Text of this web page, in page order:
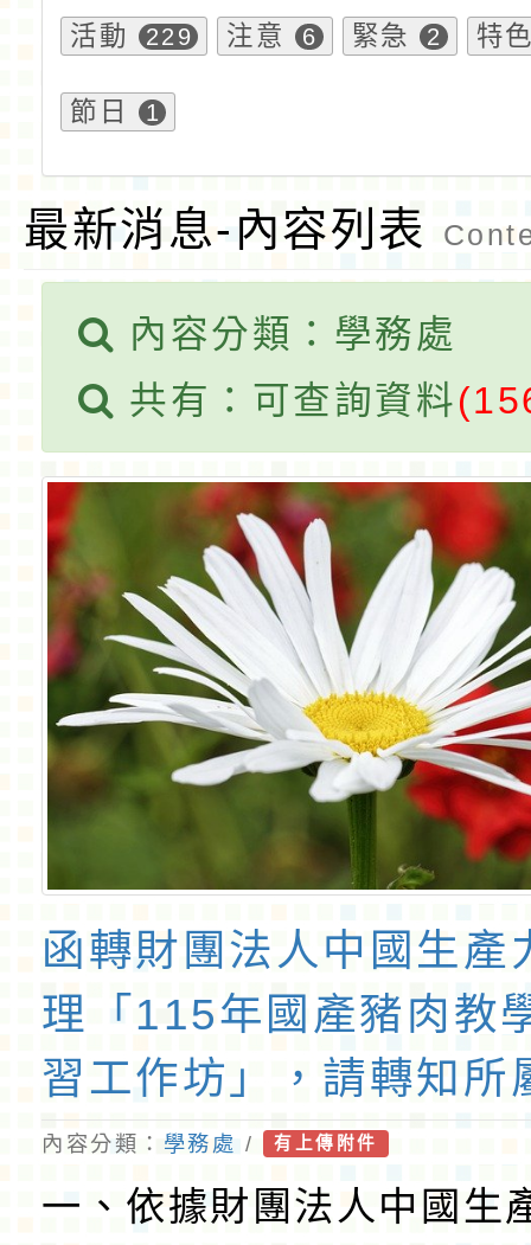
活動 229 注意 6 緊急 2 特
節日 1
最新消息-內容列表
內容分類：學務處
共有：可查詢資料
函轉財團法人中國生產
理「115年國產豬肉教
習工作坊」，請轉知所
加，請查照。
內容分類： 學務處 / 有上傳附件
一、依據財團法人中國生